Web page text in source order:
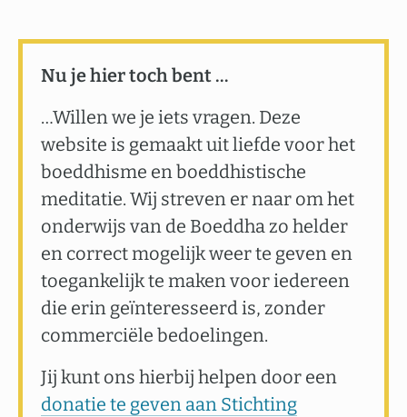
Nu je hier toch bent …
…Willen we je iets vragen. Deze
website is gemaakt uit liefde voor het
boeddhisme en boeddhistische
meditatie. Wij streven er naar om het
onderwijs van de Boeddha zo helder
en correct mogelijk weer te geven en
toegankelijk te maken voor iedereen
die erin geïnteresseerd is, zonder
commerciële bedoelingen.
Jij kunt ons hierbij helpen door een
donatie te geven aan Stichting